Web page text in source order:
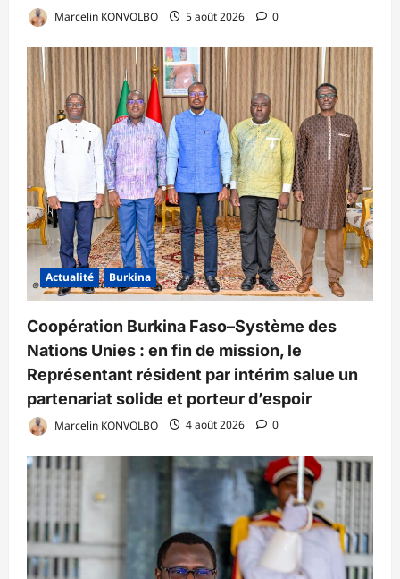
Marcelin KONVOLBO 5 août 2026 0
Actualité Burkina
Coopération Burkina Faso–Système des
Nations Unies : en fin de mission, le
Représentant résident par intérim salue un
partenariat solide et porteur d’espoir
Marcelin KONVOLBO 4 août 2026 0